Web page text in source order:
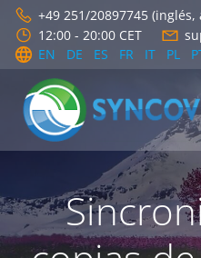
+49 251/20897745 (inglés,
12:00 - 20:00 CET
EN
DE ES FR IT PL